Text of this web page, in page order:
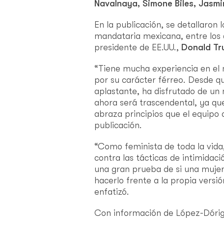
Navalnaya, Simone Biles,
En la publicación, se
mandataria mexicana, entre
presidente de EE.UU., Donald
“Tiene mucha experiencia en
por su carácter férreo. Desde
aplastante, ha disfrutado de un
ahora será trascendental, ya
abraza principios que el equipo
publicación.
“Como feminista de toda la
contra las tácticas de
una gran prueba de si una
hacerlo frente a la propia
enfatizó.
Con información de López-